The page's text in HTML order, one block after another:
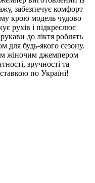
забезпечує комфорт
крою модель чудово
рухів і підкреслює
до ліктя роблять
для будь-якого сезону.
жіночим джемпером
зручності та
по Україні!